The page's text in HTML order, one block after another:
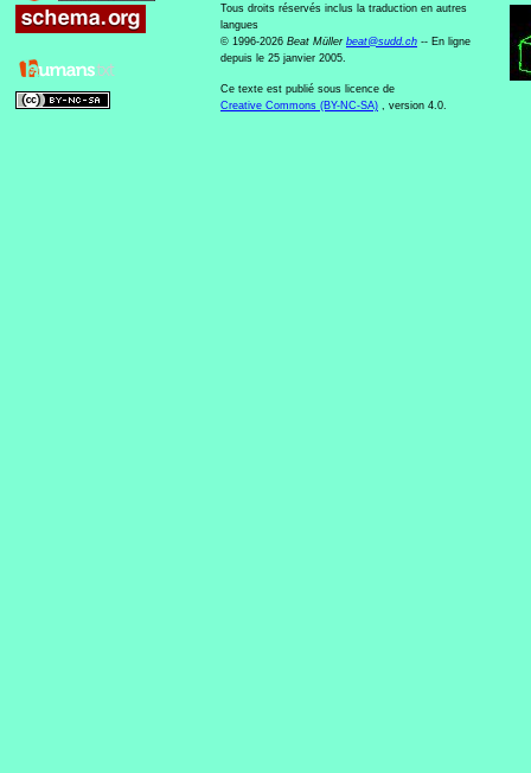
Tous droits réservés inclus la traduction en autres
langues
© 1996-2026 Beat Müller beat@sudd.ch -- En ligne
depuis le 25 janvier 2005.
Ce texte est publié sous licence de
Creative Commons (BY-NC-SA) , version 4.0.